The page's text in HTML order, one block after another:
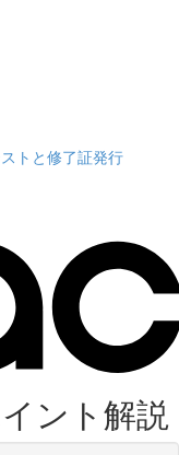
トと修了証発行
ント解説